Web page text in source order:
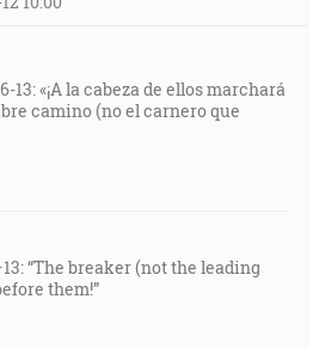
13: «¡A la cabeza de ellos marchará
camino (no el carnero que
“The breaker (not the leading
them!”